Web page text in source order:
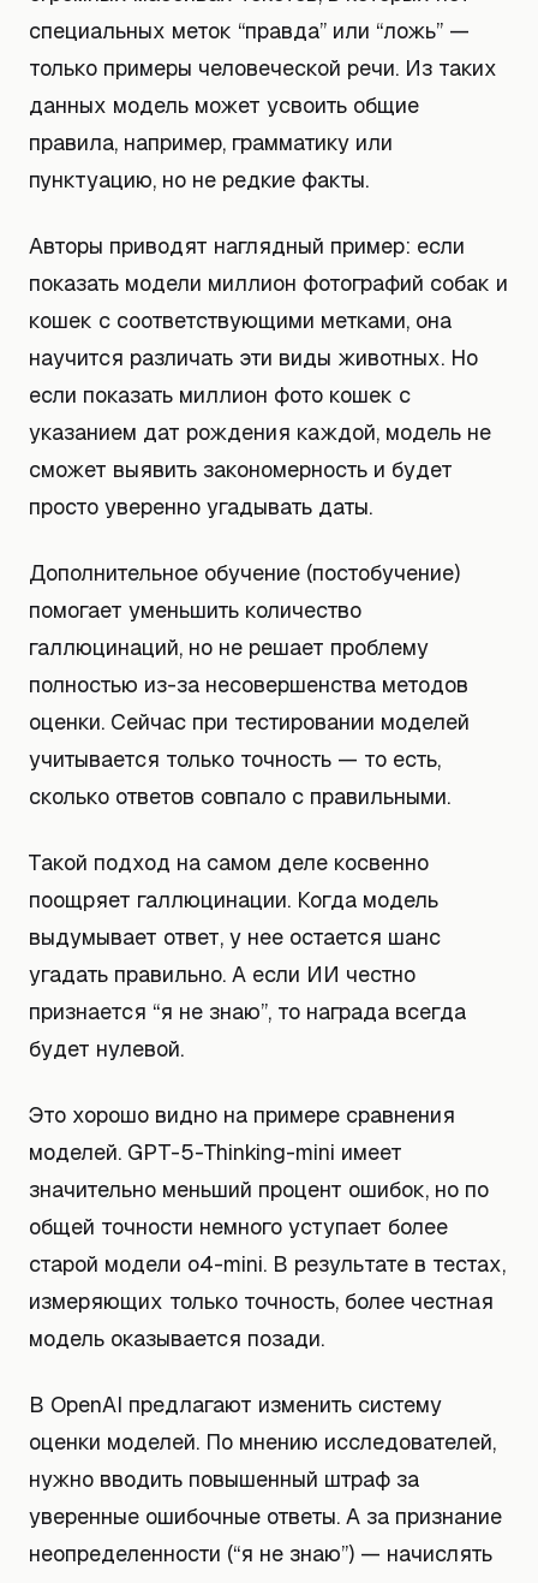
специальных меток “правда” или “ложь” —
только примеры человеческой речи. Из таких
данных модель может усвоить общие
правила, например, грамматику или
пунктуацию, но не редкие факты.
Авторы приводят наглядный пример: если
показать модели миллион фотографий собак и
кошек с соответствующими метками, она
научится различать эти виды животных. Но
если показать миллион фото кошек с
указанием дат рождения каждой, модель не
сможет выявить закономерность и будет
просто уверенно угадывать даты.
Дополнительное обучение (постобучение)
помогает уменьшить количество
галлюцинаций, но не решает проблему
полностью из-за несовершенства методов
оценки. Сейчас при тестировании моделей
учитывается только точность — то есть,
сколько ответов совпало с правильными.
Такой подход на самом деле косвенно
поощряет галлюцинации. Когда модель
выдумывает ответ, у нее остается шанс
угадать правильно. А если ИИ честно
признается “я не знаю”, то награда всегда
будет нулевой.
Это хорошо видно на примере сравнения
моделей. GPT-5-Thinking-mini имеет
значительно меньший процент ошибок, но по
общей точности немного уступает более
старой модели o4-mini. В результате в тестах,
измеряющих только точность, более честная
модель оказывается позади.
В OpenAI предлагают изменить систему
оценки моделей. По мнению исследователей,
нужно вводить повышенный штраф за
уверенные ошибочные ответы. А за признание
неопределенности (“я не знаю”) — начислять